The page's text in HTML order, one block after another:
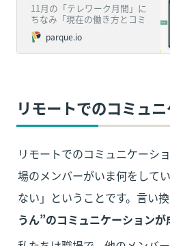
11月の「テレワーク月間」に
ちなみ「現在の働き方とコミ
ュニケーション課題」につい
て企業にお勤めの20～60代
の男女642人を対象に調査を
parque.io
リモートでのコミュ
リモートでのコミュニケーシ
場のメンバーがいま何をして
ない」ということです。言い
うん”のコミュニケーションが